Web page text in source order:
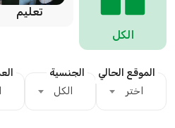
الكل
تعليم
الموقع الحالي
اختر
الجنسية
الكل